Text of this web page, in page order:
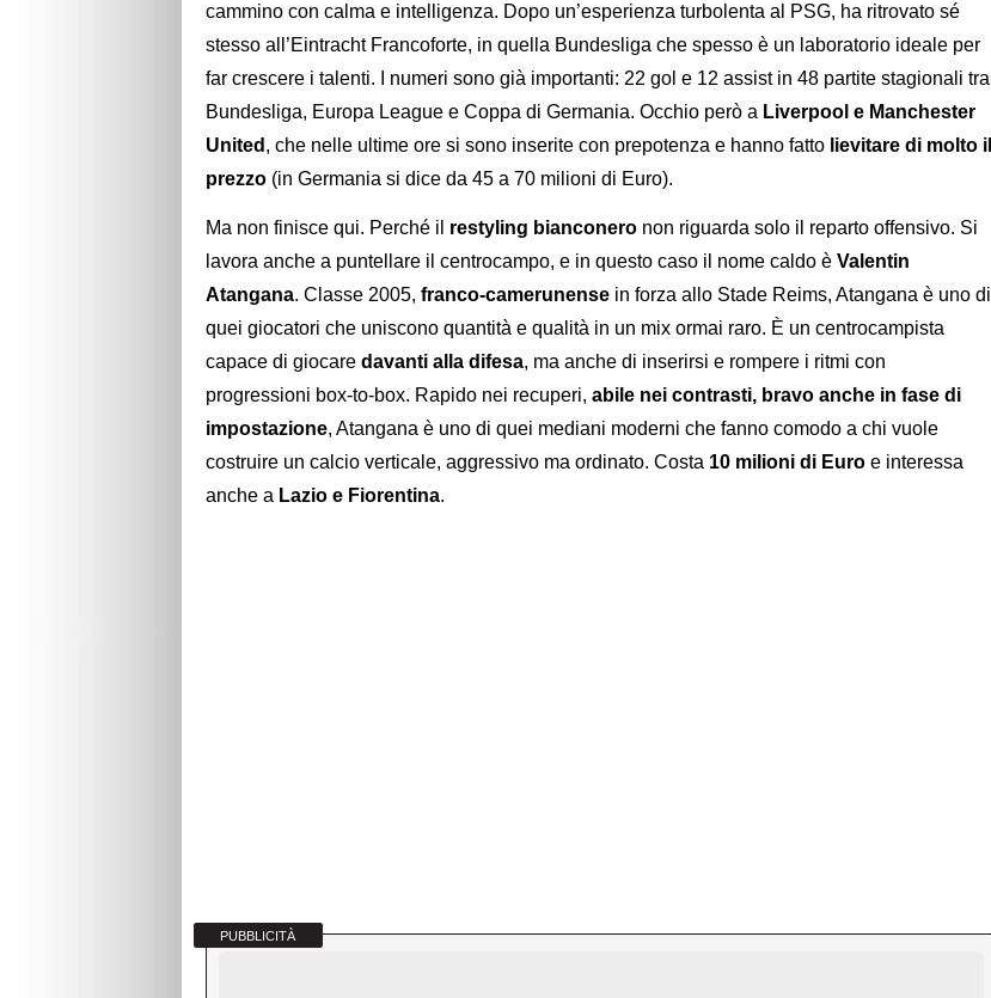
cammino con calma e intelligenza. Dopo un’esperienza turbolenta al PSG, ha ritrovato sé
stesso all’Eintracht Francoforte, in quella Bundesliga che spesso è un laboratorio ideale per
far crescere i talenti. I numeri sono già importanti: 22 gol e 12 assist in 48 partite stagionali tra
Bundesliga, Europa League e Coppa di Germania. Occhio però a Liverpool e Manchester
United , che nelle ultime ore si sono inserite con prepotenza e hanno fatto lievitare di molto il
prezzo (in Germania si dice da 45 a 70 milioni di Euro).
Ma non finisce qui. Perché il restyling bianconero non riguarda solo il reparto offensivo. Si
lavora anche a puntellare il centrocampo, e in questo caso il nome caldo è Valentin
Atangana. Classe 2005, franco-camerunense in forza allo Stade Reims, Atangana è uno di
quei giocatori che uniscono quantità e qualità in un mix ormai raro. È un centrocampista
capace di giocare davanti alla difesa, ma anche di inserirsi e rompere i ritmi con
progressioni box-to-box. Rapido nei recuperi, abile nei contrasti, bravo anche in fase di
impostazione, Atangana è uno di quei mediani moderni che fanno comodo a chi vuole
costruire un calcio verticale, aggressivo ma ordinato. Costa 10 milioni di Euro e interessa
anche a Lazio e Fiorentina.
PUBBLICITÀ